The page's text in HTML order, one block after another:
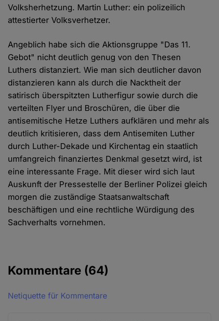
Volksherhetzung. Martin Luther: ein polizeilich
attestierter Volksverhetzer.
Angeblich habe sich die Aktionsgruppe "Das 11.
Gebot" nicht deutlich genug von den Thesen
Luthers distanziert. Wie man sich deutlicher davon
distanzieren kann als durch die Nacktheit der
satirisch überspitzten Lutherfigur sowie durch die
verteilten Flyer und Broschüren, die über die
antisemitische Hetze Luthers aufklären und mehr als
deutlich kritisieren, dass dem Antisemiten Luther
durch Luther-Dekade und Kirchentag ein staatlich
umfangreich finanziertes Denkmal gesetzt wird, ist
eine interessante Frage. Mit dieser wird sich laut
Auskunft der Pressestelle der Berliner Polizei gleich
morgen die zuständige Staatsanwaltschaft
beschäftigen und eine rechtliche Würdigung des
Sachverhalts vornehmen.
Kommentare (64)
Netiquette für Kommentare